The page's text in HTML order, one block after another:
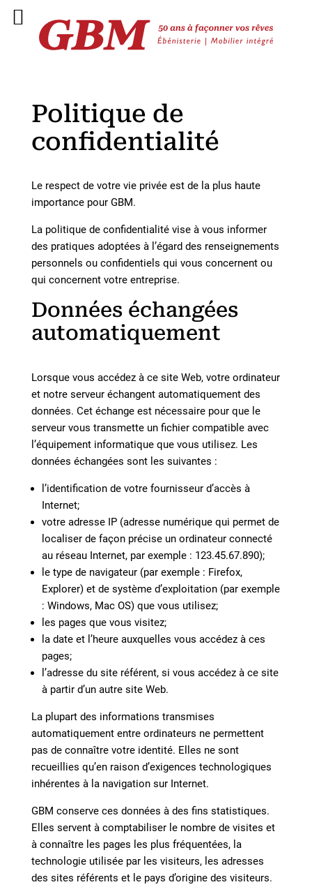
Politique de
confidentialité
Le respect de votre vie privée est de la plus haute
importance pour GBM.
La politique de confidentialité vise à vous informer
des pratiques adoptées à l’égard des renseignements
personnels ou confidentiels qui vous concernent ou
qui concernent votre entreprise.
Données échangées
automatiquement
Lorsque vous accédez à ce site Web, votre ordinateur
et notre serveur échangent automatiquement des
données. Cet échange est nécessaire pour que le
serveur vous transmette un fichier compatible avec
l’équipement informatique que vous utilisez. Les
données échangées sont les suivantes :
l’identification de votre fournisseur d’accès à
Internet;
votre adresse IP (adresse numérique qui permet de
localiser de façon précise un ordinateur connecté
au réseau Internet, par exemple : 123.45.67.890);
le type de navigateur (par exemple : Firefox,
Explorer) et de système d’exploitation (par exemple
: Windows, Mac OS) que vous utilisez;
les pages que vous visitez;
la date et l’heure auxquelles vous accédez à ces
pages;
l’adresse du site référent, si vous accédez à ce site
à partir d’un autre site Web.
La plupart des informations transmises
automatiquement entre ordinateurs ne permettent
pas de connaître votre identité. Elles ne sont
recueillies qu’en raison d’exigences technologiques
inhérentes à la navigation sur Internet.
GBM conserve ces données à des fins statistiques.
Elles servent à comptabiliser le nombre de visites et
à connaître les pages les plus fréquentées, la
technologie utilisée par les visiteurs, les adresses
des sites référents et le pays d’origine des visiteurs.